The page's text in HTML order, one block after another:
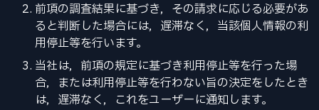
前項の調査結果に基づき，その請求に応じる必要があ
ると判断した場合には，遅滞なく，当該個人情報の利
用停止等を行います。
当社は，前項の規定に基づき利用停止等を行った場
合，または利用停止等を行わない旨の決定をしたとき
は，遅滞なく，これをユーザーに通知します。